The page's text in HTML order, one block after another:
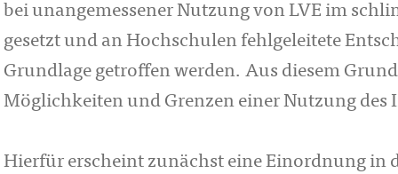
bei unangemessener Nutzung von LVE im
gesetzt und an Hochschulen fehl­ge­leitete
Grund­­lage getroffen werden. Aus diesem
Möglichkeiten und Grenzen einer Nut­­zung des
Hierfür erscheint zunächst eine Einordnung in